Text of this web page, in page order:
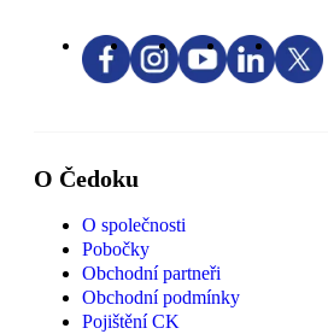
O Čedoku
O společnosti
Pobočky
Obchodní partneři
Obchodní podmínky
Pojištění CK